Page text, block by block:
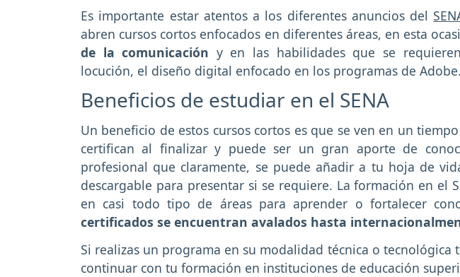
Es importante estar atentos a los diferentes anuncios del
abren cursos cortos enfocados en diferentes áreas, en esta
de la comunicación y en las habilidades que se
locución, el diseño digital enfocado en los programas de Adobe.
Beneficios de estudiar en el SENA
Un beneficio de estos cursos cortos es que se ven en un
certifican al finalizar y puede ser un gran aporte de
profesional que claramente, se puede añadir a tu hoja de
descargable para presentar si se requiere. La formación en el
en casi todo tipo de áreas para aprender o fortalecer
certificados se encuentran avalados hasta
Si realizas un programa en su modalidad técnica o tecnológica
continuar con tu formación en instituciones de educación